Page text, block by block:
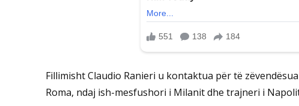
Fillimisht Claudio Ranieri u kontaktua për të
Roma, ndaj ish-mesfushori i Milanit dhe trajneri i